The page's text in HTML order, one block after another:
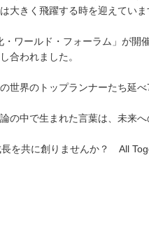
大きく飛躍する時を迎えていま
ワールド・フォーラム」が
合われました。
世界のトップランナーたち延べ
の中で生まれた言葉は、未来へ
を共に創りませんか？ All